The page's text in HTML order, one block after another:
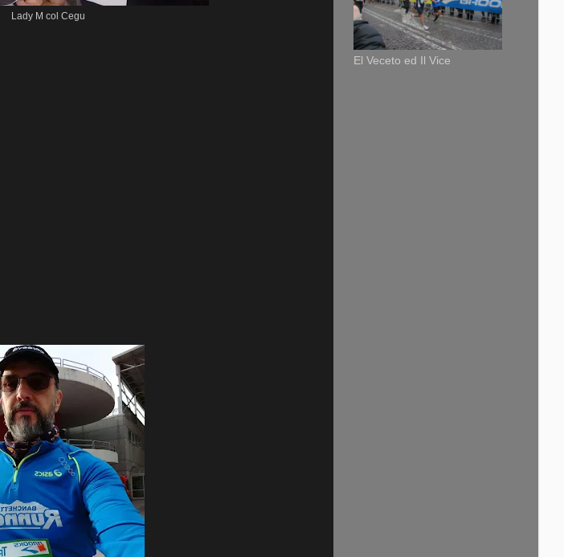
Lady M col Cegu
El Veceto ed Il Vice